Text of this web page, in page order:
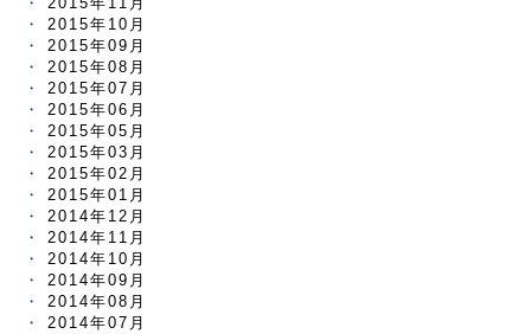
2015年10月
2015年09月
2015年08月
2015年07月
2015年06月
2015年05月
2015年03月
2015年02月
2015年01月
2014年12月
2014年11月
2014年10月
2014年09月
2014年08月
2014年07月